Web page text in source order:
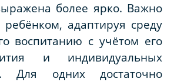
более ярко. Важно
адаптируя среду
воспитанию с учётом его
и индивидуальных
Для одних достаточно